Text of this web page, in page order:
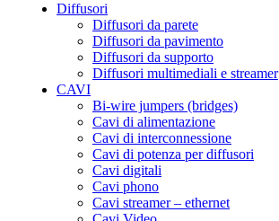
Diffusori
Diffusori da parete
Diffusori da pavimento
Diffusori da supporto
Diffusori multimediali e streamer
CAVI
Bi-wire jumpers (bridges)
Cavi di alimentazione
Cavi di interconnessione
Cavi di potenza per diffusori
Cavi digitali
Cavi phono
Cavi streamer – ethernet